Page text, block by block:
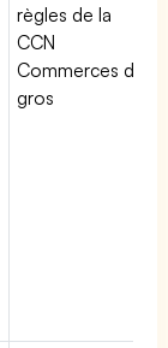
règles de la
CCN
Commerces de
gros